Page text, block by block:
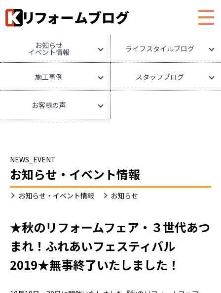
お知らせ
イベント情報 ライフスタイルブログ
施工事例 スタッフブログ
お客様の声
NEWS_EVENT
お知らせ・イベント情報
お
知
せ
お知らせ・イベント情報 お知らせ
★秋のリフォームフェア・３世代あつ
まれ！ふれあいフェスティバル
2019★無事終了いたしました！